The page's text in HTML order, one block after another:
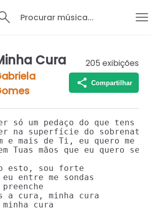
Procurar música...
Cura 205 exibições
Compartilhar
só um pedaço do que tens
na superfície do
e mais de Ti, eu quero me
Tuas mãos que eu quero
esto, sou forte
entre me sondas
a cura, minha cura
cura